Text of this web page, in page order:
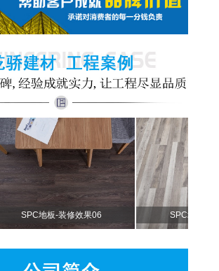
SPC地板-装修效果06 SPC地板-装修效